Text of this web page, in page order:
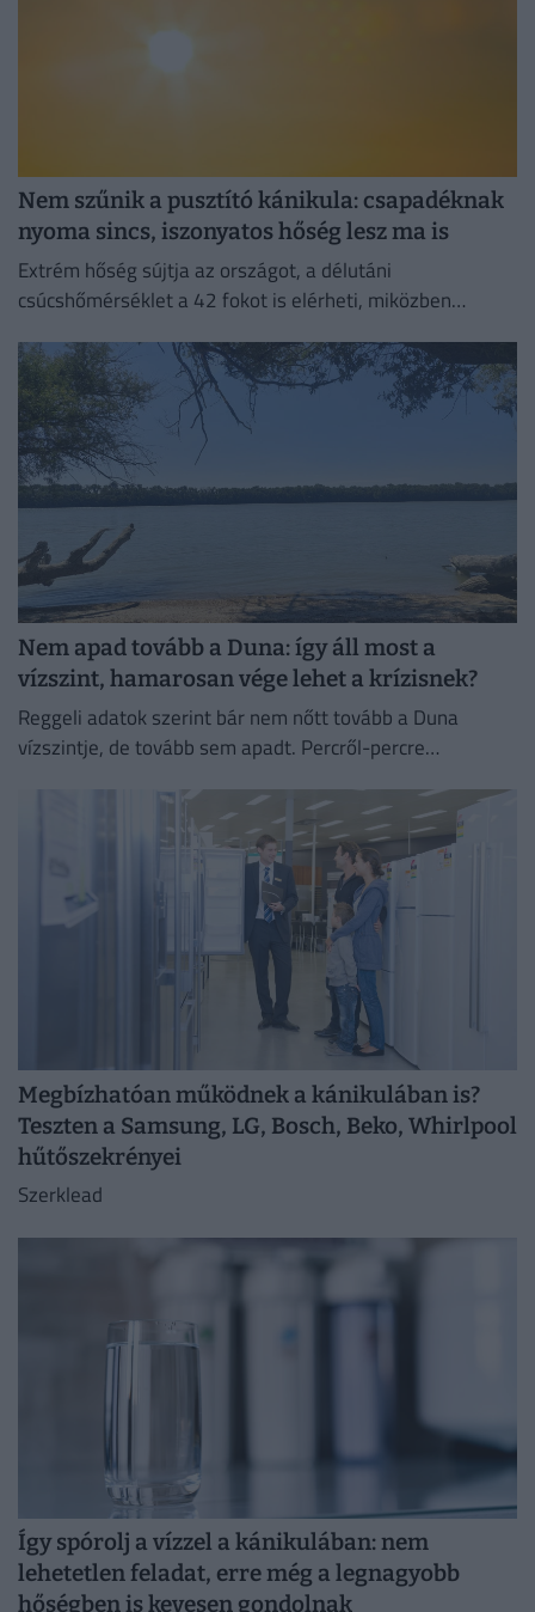
Nem szűnik a pusztító kánikula: csapadéknak
nyoma sincs, iszonyatos hőség lesz ma is
Extrém hőség sújtja az országot, a délutáni
csúcshőmérséklet a 42 fokot is elérheti, miközben
Nem apad tovább a Duna: így áll most a
vízszint, hamarosan vége lehet a krízisnek?
Reggeli adatok szerint bár nem nőtt tovább a Duna
vízszintje, de tovább sem apadt. Percről-percre
Megbízhatóan működnek a kánikulában is?
Teszten a Samsung, LG, Bosch, Beko, Whirlpool
hűtőszekrényei
Szerklead
Így spórolj a vízzel a kánikulában: nem
lehetetlen feladat, erre még a legnagyobb
hőségben is kevesen gondolnak